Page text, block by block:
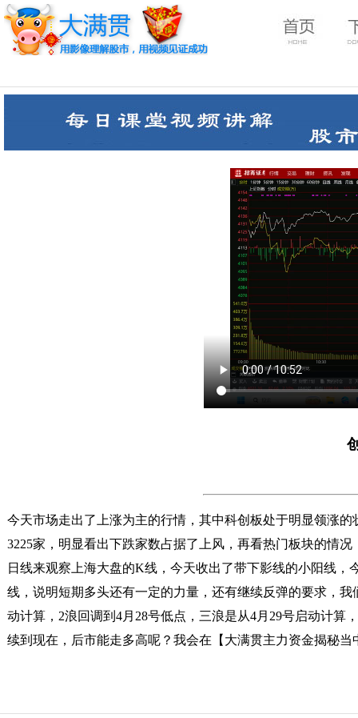
今天市场走出了上涨为主的行情，其中科创板处于明显领涨
3225家，明显看出下跌家数占据了上风，再看热门板块的情
日线来观察上海大盘的K线，今天收出了带下影线的小阳线
线，说明短期多头还有一定的力量，还有继续反弹的要求，
动计算，2浪回调到4月28号低点，三浪是从4月29号启动计
续到现在，后市能走多高呢？我会在【大满贯主力资金揭秘当